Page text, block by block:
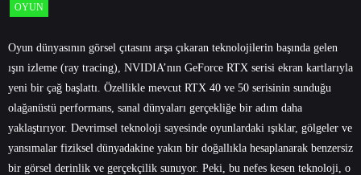
OYUN
Oyun dünyasının görsel çıtasını arşa çıkaran teknolojilerin başında gelen
ışın izleme (ray tracing), NVIDIA’nın GeForce RTX serisi ekran kartlarıyla
yeni bir çağ başlattı. Özellikle mevcut RTX 40 ve 50 serisinin sunduğu
olağanüstü performans, sanal dünyaları gerçekliğe bir adım daha
yaklaştırıyor. Devrimsel teknoloji sayesinde oyunlardaki ışıklar, gölgeler ve
yansımalar fiziksel dünyadakine yakın bir doğallıkla hesaplanarak benzersiz
bir görsel derinlik ve gerçekçilik sunuyor. Peki, bu nefes kesen teknoloji, o